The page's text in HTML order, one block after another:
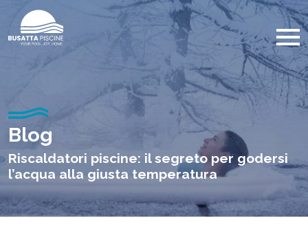
Blog
Riscaldatori piscine: il segreto per godersi
l’acqua alla giusta temperatura